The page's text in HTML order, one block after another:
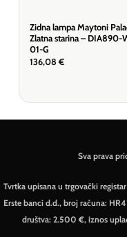
Zidna lampa Maytoni
Zlatna starina – DIA890-
01-G
136,08 €
Sva prava
Tvrtka upisana u trgovački
Erste banci d.d., broj računa:
društva: 2.500 €, iznos